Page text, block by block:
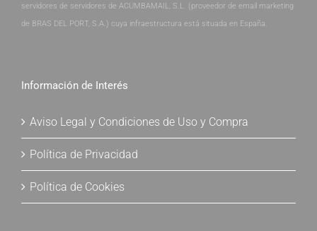
servidores de servidores de ACUMBAMAIL, S.L. (proveedor de email marketing
de BRAS DEL PORT, S.A.) cuya infraestructura está situada en España.
Información de Interés
Aviso Legal y Condiciones de Uso y Compra
Política de Privacidad
Política de Cookies